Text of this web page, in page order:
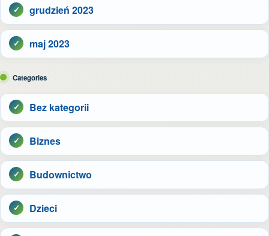
grudzień 2023
maj 2023
Categories
Bez kategorii
Biznes
Budownictwo
Dzieci